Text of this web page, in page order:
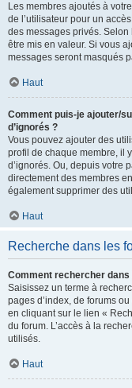
Les membres ajoutés à
de l’utilisateur pour un
des messages privés.
être mis en valeur. Si vous
messages seront masqués
Haut
Comment puis-je ajouter/
d’ignorés ?
Vous pouvez ajouter des
profil de chaque membre, il
d’ignorés. Ou, depuis votre
directement des membres
également supprimer des
Haut
Recherche dans les
Comment rechercher
Saisissez un terme à
pages d’index, de forums
en cliquant sur le lien «
du forum. L’accès à la
utilisés.
Haut